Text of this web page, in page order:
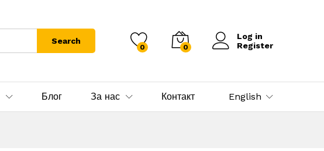
Search
0 0
Log in
Register
Блог За нас Контакт English